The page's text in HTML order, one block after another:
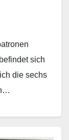
sich
die sechs